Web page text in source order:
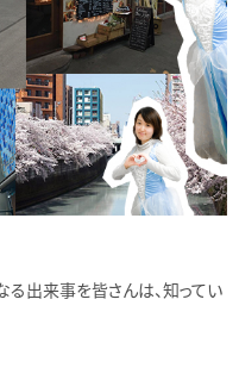
出来事を皆さんは、知ってい